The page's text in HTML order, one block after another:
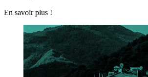
En savoir plus !